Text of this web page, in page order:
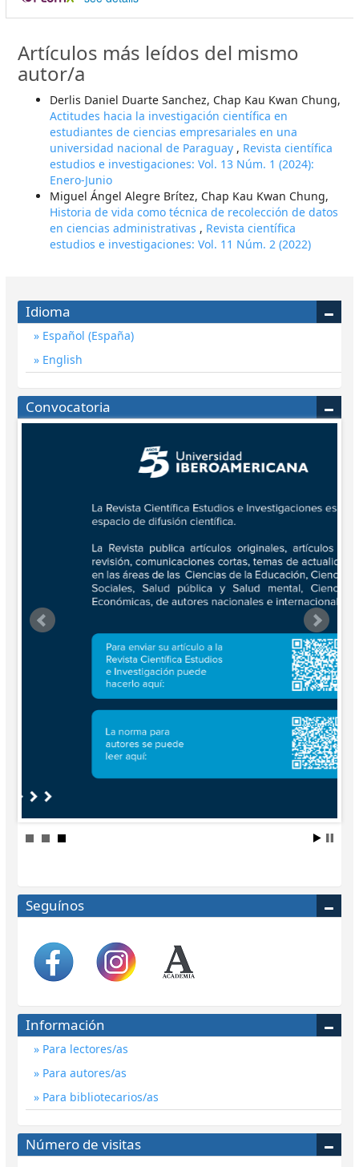
Artículos más leídos del mismo
autor/a
Derlis Daniel Duarte Sanchez, Chap Kau Kwan Chung,
Actitudes hacia la investigación científica en
estudiantes de ciencias empresariales en una
universidad nacional de Paraguay , Revista científica
estudios e investigaciones: Vol. 13 Núm. 1 (2024):
Enero-Junio
Miguel Ángel Alegre Brítez, Chap Kau Kwan Chung,
Historia de vida como técnica de recolección de datos
en ciencias administrativas , Revista científica
estudios e investigaciones: Vol. 11 Núm. 2 (2022)
Idioma
Español (España)
English
Convocatoria
Seguínos
Información
Para lectores/as
Para autores/as
Para bibliotecarios/as
Número de visitas